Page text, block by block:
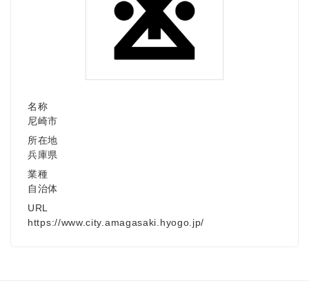
名称
尼崎市
所在地
兵庫県
業種
自治体
URL
https://www.city.amagasaki.hyogo.jp/